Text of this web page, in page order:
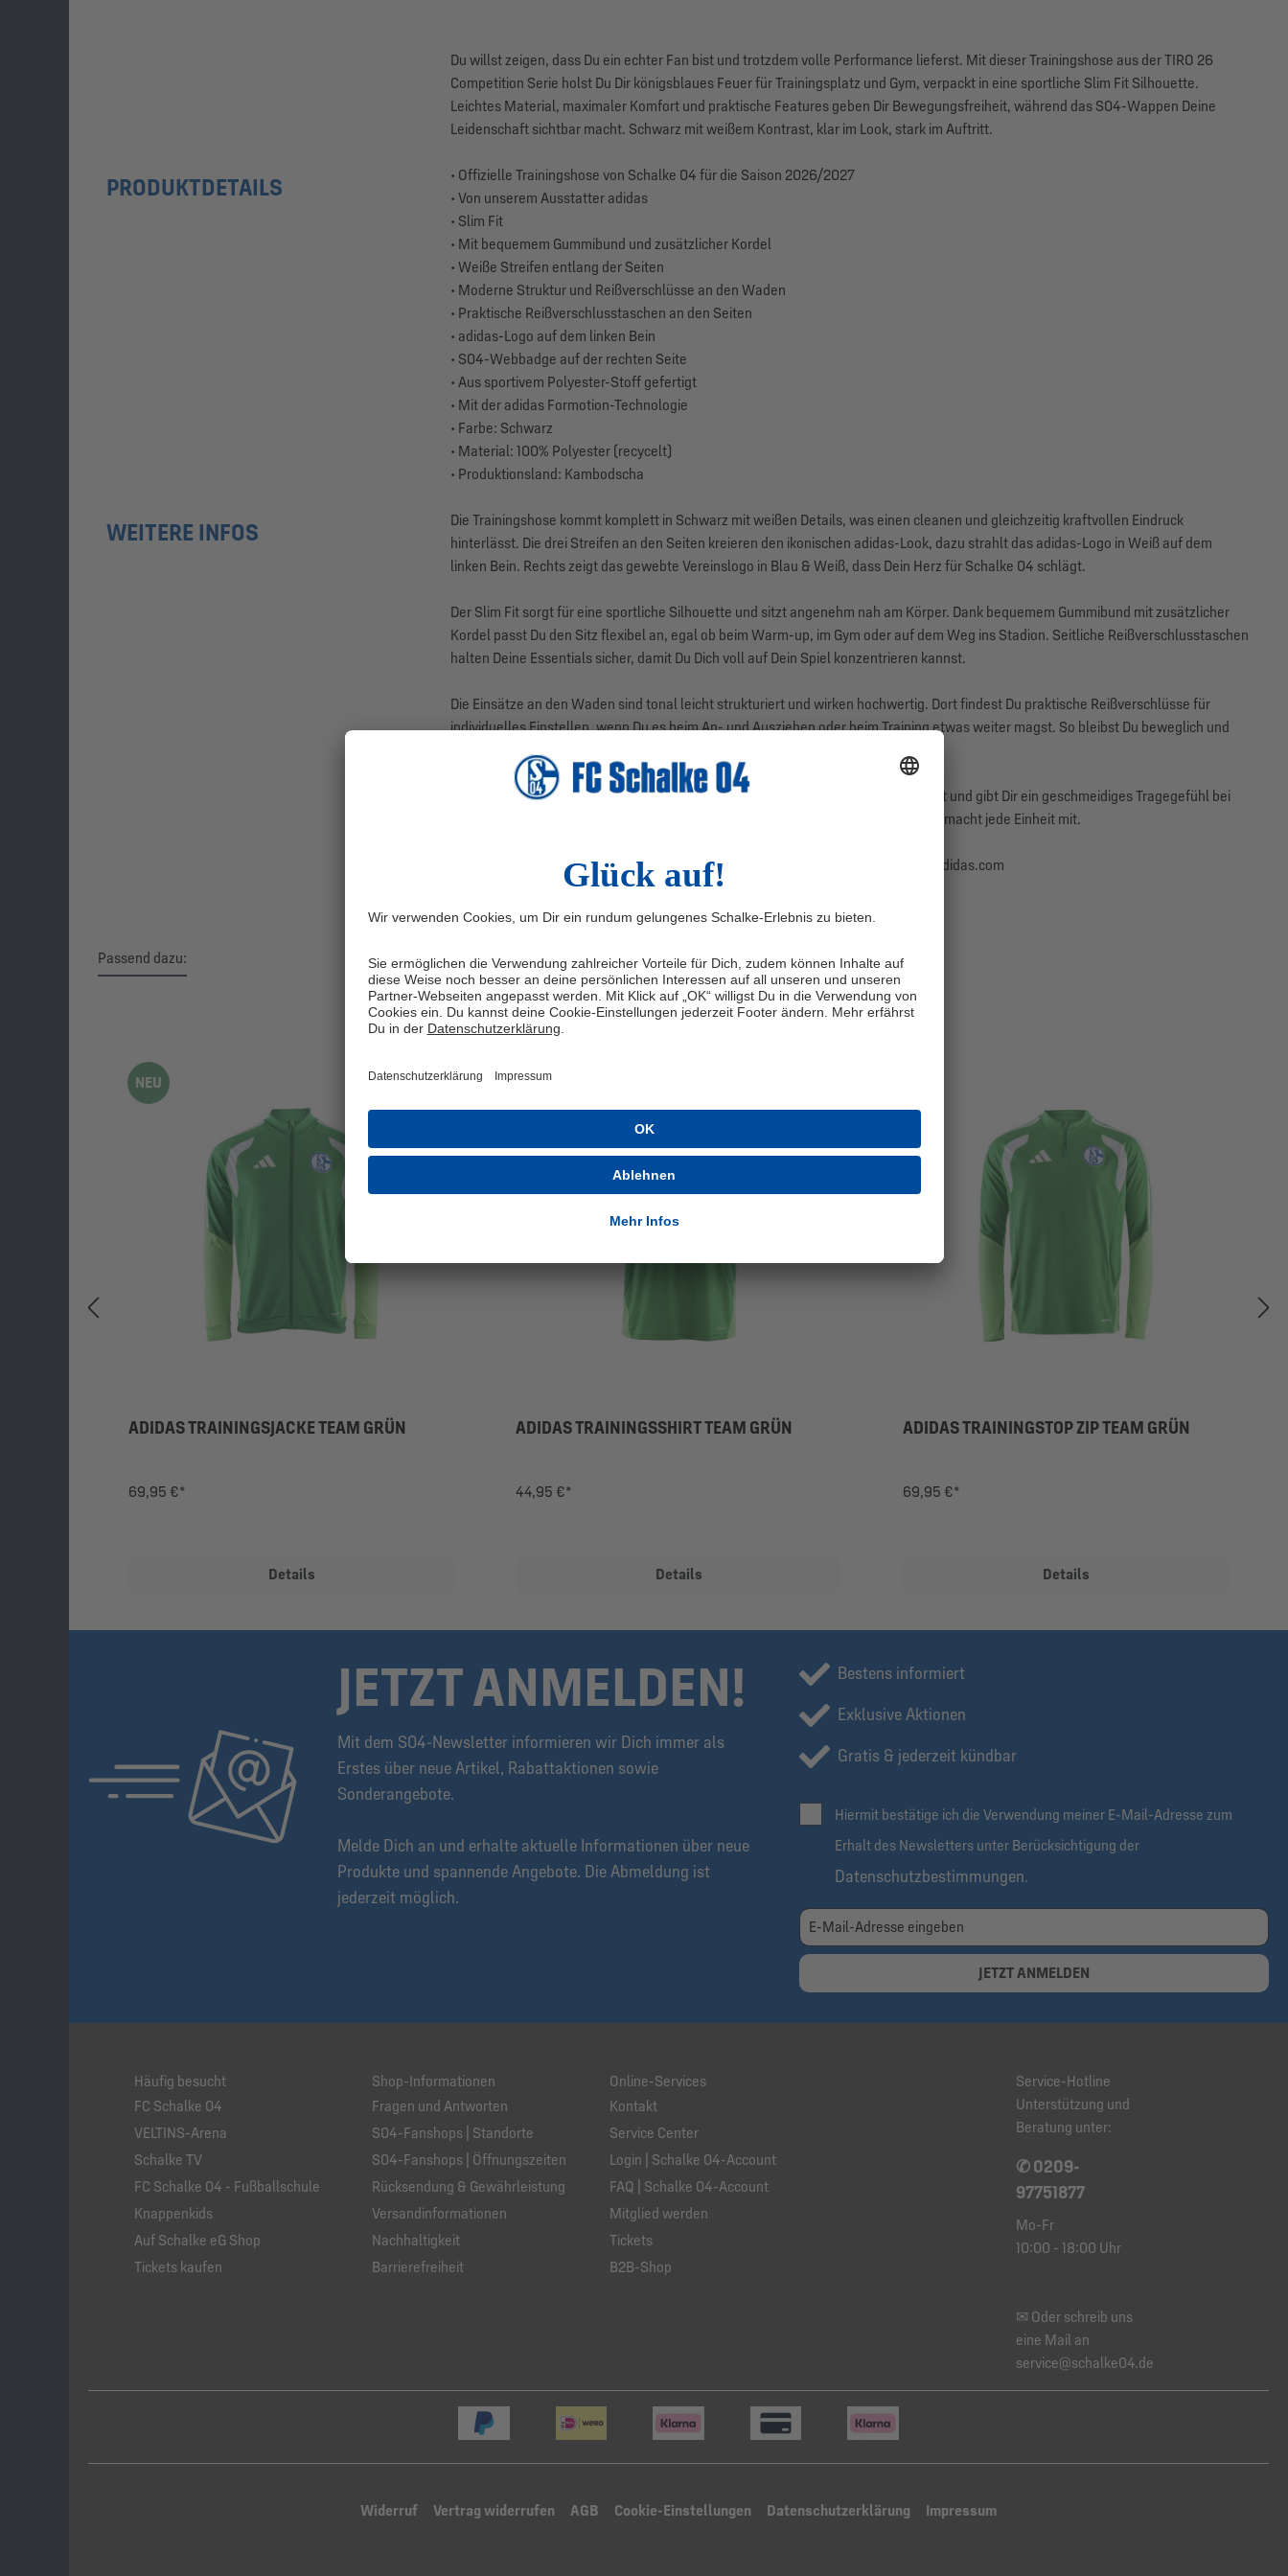
Du willst zeigen, dass Du ein echter Fan bist und trotzdem volle Performance lieferst. Mit dieser Trainingshose aus der TIRO 26
Competition Serie holst Du Dir königsblaues Feuer für Trainingsplatz und Gym, verpackt in eine sportliche Slim Fit Silhouette.
Leichtes Material, maximaler Komfort und praktische Features geben Dir Bewegungsfreiheit, während das S04-Wappen Deine
Leidenschaft sichtbar macht. Schwarz mit weißem Kontrast, klar im Look, stark im Auftritt.
PRODUKTDETAILS
• Offizielle Trainingshose von Schalke 04 für die Saison 2026/2027
• Von unserem Ausstatter adidas
• Slim Fit
• Mit bequemem Gummibund und zusätzlicher Kordel
• Weiße Streifen entlang der Seiten
• Moderne Struktur und Reißverschlüsse an den Waden
• Praktische Reißverschlusstaschen an den Seiten
• adidas-Logo auf dem linken Bein
• S04-Webbadge auf der rechten Seite
• Aus sportivem Polyester-Stoff gefertigt
• Mit der adidas Formotion-Technologie
• Farbe: Schwarz
• Material: 100% Polyester (recycelt)
• Produktionsland: Kambodscha
WEITERE INFOS
Die Trainingshose kommt komplett in Schwarz mit weißen Details, was einen cleanen und gleichzeitig kraftvollen Eindruck
hinterlässt. Die drei Streifen an den Seiten kreieren den ikonischen adidas-Look, dazu strahlt das adidas-Logo in Weiß auf dem
linken Bein. Rechts zeigt das gewebte Vereinslogo in Blau & Weiß, dass Dein Herz für Schalke 04 schlägt.
Der Slim Fit sorgt für eine sportliche Silhouette und sitzt angenehm nah am Körper. Dank bequemem Gummibund mit zusätzlicher
Kordel passt Du den Sitz flexibel an, egal ob beim Warm-up, im Gym oder auf dem Weg ins Stadion. Seitliche Reißverschlusstaschen
halten Deine Essentials sicher, damit Du Dich voll auf Dein Spiel konzentrieren kannst.
Die Einsätze an den Waden sind tonal leicht strukturiert und wirken hochwertig. Dort findest Du praktische Reißverschlüsse für
individuelles Einstellen, wenn Du es beim An- und Ausziehen oder beim Training etwas weiter magst. So bleibst Du beweglich und
Die adidas Formotion-Technologie unterstützt Deine natürliche Bewegungsfreiheit und gibt Dir ein geschmeidiges Tragegefühl bei
jeder Aktion. Die leichte Polyester-Ware fühlt sich angenehm auf der Haut an und macht jede Einheit mit.
Herstellerangaben: adidas AG, Adi-Dassler-Str. 1, 91074 Herzogenaurach, info@adidas.com
Passend dazu:
NEU
ADIDAS TRAININGSJACKE TEAM GRÜN
69,95 €*
Details
NEU
ADIDAS TRAININGSSHIRT TEAM GRÜN
44,95 €*
Details
ADIDAS TRAININGSTOP ZIP TEAM GRÜN
69,95 €*
Details
JETZT ANMELDEN!
Mit dem S04-Newsletter informieren wir Dich immer als
Erstes über neue Artikel, Rabattaktionen sowie
Sonderangebote.
Melde Dich an und erhalte aktuelle Informationen über neue
Produkte und spannende Angebote. Die Abmeldung ist
jederzeit möglich.
Bestens informiert
Exklusive Aktionen
Gratis & jederzeit kündbar
Hiermit bestätige ich die Verwendung meiner E-Mail-Adresse zum
Erhalt des Newsletters unter Berücksichtigung der
Datenschutzbestimmungen.
JETZT ANMELDEN
Häufig besucht
FC Schalke 04
VELTINS-Arena
Schalke TV
FC Schalke 04 - Fußballschule
Knappenkids
Auf Schalke eG Shop
Tickets kaufen
Shop-Informationen
Fragen und Antworten
S04-Fanshops | Standorte
S04-Fanshops | Öffnungszeiten
Rücksendung & Gewährleistung
Versandinformationen
Nachhaltigkeit
Barrierefreiheit
Online-Services
Kontakt
Service Center
Login | Schalke 04-Account
FAQ | Schalke 04-Account
Mitglied werden
Tickets
B2B-Shop
Service-Hotline
Unterstützung und
Beratung unter:
✆ 0209-
97751877
Mo-Fr
10:00 - 18:00 Uhr
✉ Oder schreib uns
eine Mail an
service@schalke04.de
Widerruf Vertrag widerrufen AGB Cookie-Einstellungen Datenschutzerklärung Impressum